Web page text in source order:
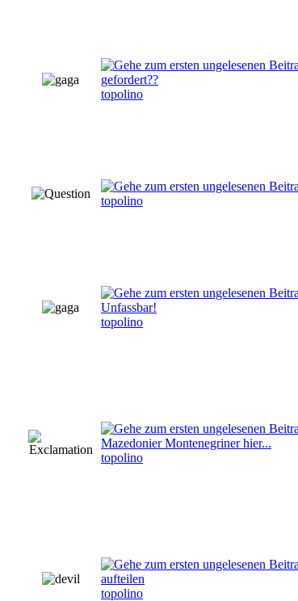
gefordert??
topolino
topolino
Unfassbar!
topolino
Mazedonier Montenegriner hier...
topolino
aufteilen
topolino